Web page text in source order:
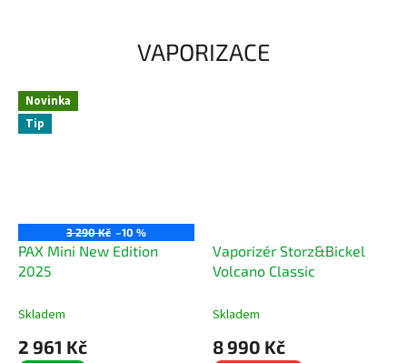
VAPORIZACE
Novinka
Tip
3 290 Kč –10 %
PAX Mini New Edition
2025
Skladem
2 961 Kč
Vaporizér Storz&Bickel
Volcano Classic
Skladem
8 990 Kč